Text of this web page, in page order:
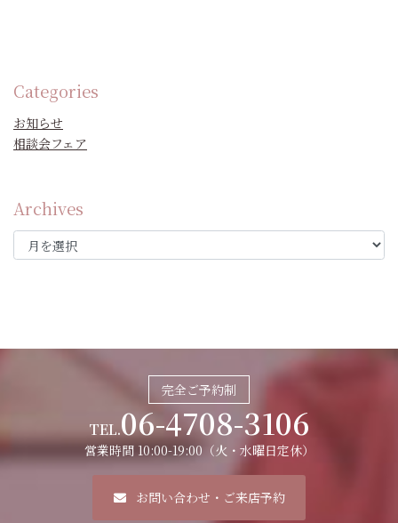
Categories
お知らせ
相談会フェア
Archives
完全ご予約制
TEL.06-4708-3106
営業時間 10:00-19:00（火・水曜日定休）
お問い合わせ・ご来店予約